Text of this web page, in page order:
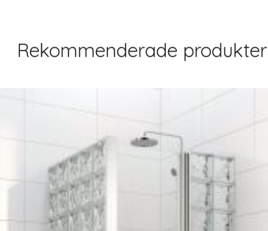
Rekommenderade produkter